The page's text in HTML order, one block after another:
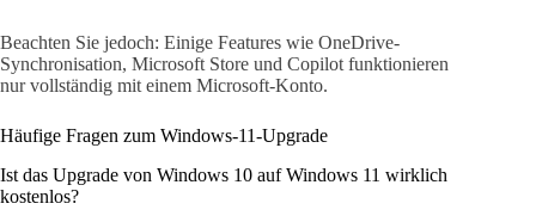
Beachten Sie jedoch: Einige Features wie OneDrive-
Synchronisation, Microsoft Store und Copilot funktionieren
nur vollständig mit einem Microsoft-Konto.
Häufige Fragen zum Windows-11-Upgrade
Ist das Upgrade von Windows 10 auf Windows 11 wirklich
kostenlos?